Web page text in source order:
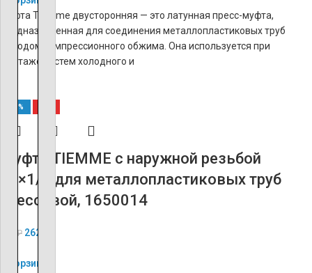
Муфта Tiemme двусторонняя — это латунная пресс-муфта,
предназначенная для соединения металлопластиковых труб
методом компрессионного обжима. Она используется при
монтаже систем холодного и
-60%
Муфта TIEMME с наружной резьбой
20×1/2 для металлопластиковых труб
прессовой, 1650014
₽ 262
В корзину